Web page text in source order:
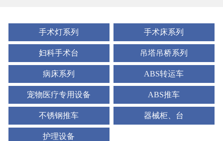
手术灯系列 手术床系列
妇科手术台 吊塔吊桥系列
病床系列 ABS转运车
宠物医疗专用设备 ABS推车
不锈钢推车 器械柜、台
护理设备